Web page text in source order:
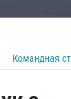
Командная